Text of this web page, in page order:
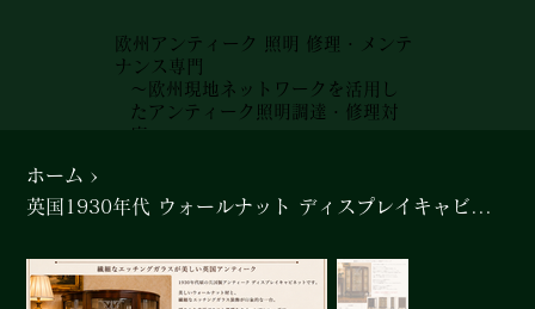
欧州アンティーク 照明 修理・メンテ
ナンス専門
～欧州現地ネットワークを活用し
たアンティーク照明調達・修理対
応～
ホーム >
英国1930年代 ウォールナット ディスプレイキャビネット 背面装飾生地 猫脚 アンティークキャビネット#3511